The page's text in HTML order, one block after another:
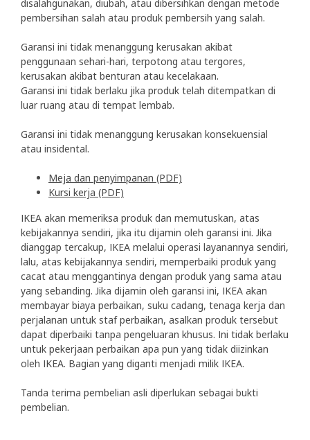
disalahgunakan, diubah, atau dibersihkan dengan metode
pembersihan salah atau produk pembersih yang salah.
Garansi ini tidak menanggung kerusakan akibat
penggunaan sehari-hari, terpotong atau tergores,
kerusakan akibat benturan atau kecelakaan.
Garansi ini tidak berlaku jika produk telah ditempatkan di
luar ruang atau di tempat lembab.
Garansi ini tidak menanggung kerusakan konsekuensial
atau insidental.
Meja dan penyimpanan (PDF)
Kursi kerja (PDF)
IKEA akan memeriksa produk dan memutuskan, atas
kebijakannya sendiri, jika itu dijamin oleh garansi ini. Jika
dianggap tercakup, IKEA melalui operasi layanannya sendiri,
lalu, atas kebijakannya sendiri, memperbaiki produk yang
cacat atau menggantinya dengan produk yang sama atau
yang sebanding. Jika dijamin oleh garansi ini, IKEA akan
membayar biaya perbaikan, suku cadang, tenaga kerja dan
perjalanan untuk staf perbaikan, asalkan produk tersebut
dapat diperbaiki tanpa pengeluaran khusus. Ini tidak berlaku
untuk pekerjaan perbaikan apa pun yang tidak diizinkan
oleh IKEA. Bagian yang diganti menjadi milik IKEA.
Tanda terima pembelian asli diperlukan sebagai bukti
pembelian.